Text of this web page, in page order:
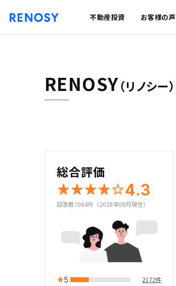
不動産投資 お客様の声
RENOSY（リノシー）
総合評価
4.3
回答数7084件（2026年08月現在）
5 2172件